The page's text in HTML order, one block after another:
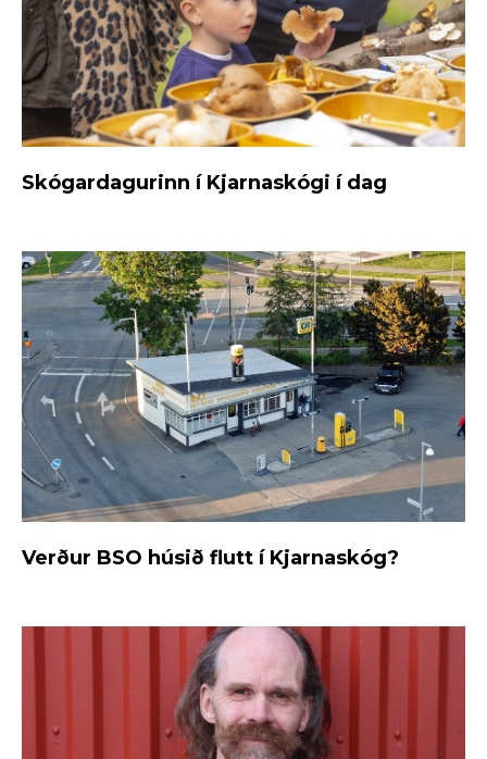
Skógardagurinn í Kjarnaskógi í dag
Verður BSO húsið flutt í Kjarnaskóg?